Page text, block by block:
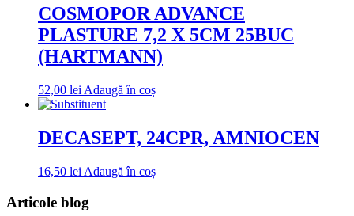
COSMOPOR ADVANCE
PLASTURE 7,2 X 5CM 25BUC
(HARTMANN)
52,00 lei Adaugă în coș
DECASEPT, 24CPR, AMNIOCEN
16,50 lei Adaugă în coș
Articole blog